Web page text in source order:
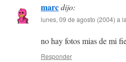
marcdijo:
lunes, 09 de agosto (2004) a
no hay fotos mias de mi
Responder